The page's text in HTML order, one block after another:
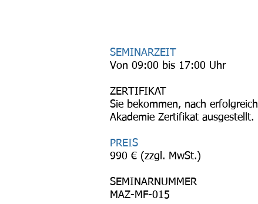
SEMINARZEIT
Von 09:00 bis 17:00 Uhr
ZERTIFIKAT
Sie bekommen, nach
Akademie Zertifikat ausgestellt.
PREIS
990 € (zzgl. MwSt.)
SEMINARNUMMER
MAZ-MF-015